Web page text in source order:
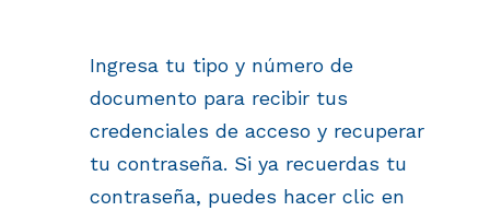
Ingresa tu tipo y número de
documento para recibir tus
credenciales de acceso y recuperar
tu contraseña. Si ya recuerdas tu
contraseña, puedes hacer clic en